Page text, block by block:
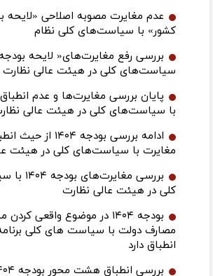
کشور» با سیاست‌های کلی نظام
سیاست‌های کلی در هیئت عالی نظارت
با سیاست‌های کلی در هیئت عالی
ادامه بررسی بودجه
مغایرت با سیاست‌های کلی در هیئت
بررسی
کلی در هیئت عالی نظارت
بودجه ۱۴۰۴ در موضوع واقعی
مصارف دولت با سیاست های کلی
انطباق دارد